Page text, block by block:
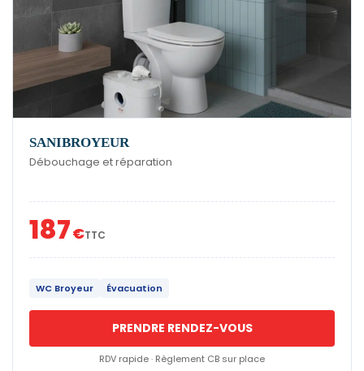
SANIBROYEUR
Débouchage et réparation
187€TTC
WC Broyeur Évacuation
PRENDRE RENDEZ-VOUS
RDV rapide · Règlement CB sur place